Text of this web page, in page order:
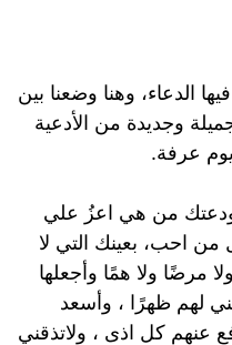
الدعاء، وهنا وضعنا بين
وجديدة من الأدعية
عرفة.
من هي اعزُ علي
احب، بعينك التي لا
مرضًا ولا همًا وأجعلها
لهم ظهرًا ، وأسعد
عنهم كل اذى ، ولاتذقني